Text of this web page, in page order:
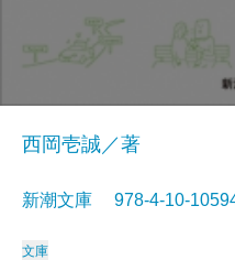
西岡壱誠／著
新潮文庫 978-4-10-
文庫